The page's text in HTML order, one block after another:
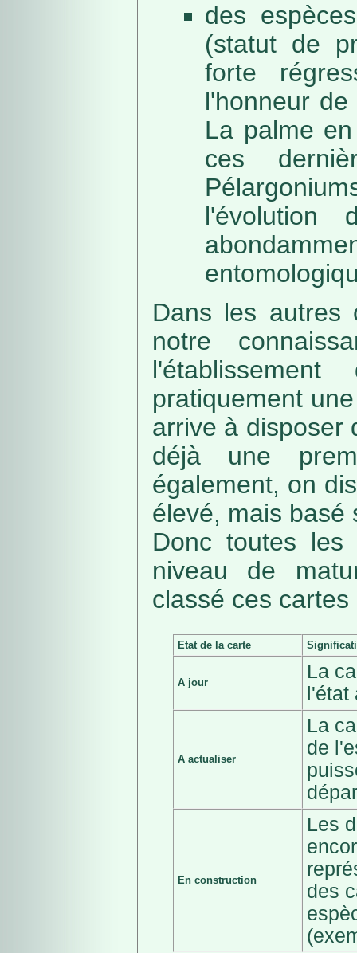
des
(statut de
forte
l'honneur
La palme
ces
l'évolution
Dans les autres
notre
pratiquement
arrive à disposer
déjà une
également, on
élevé, mais basé
Donc toutes
niveau de
classé ces
Etat de la carte
A jour
La
A actualiser
La
de
En construction
Les
des